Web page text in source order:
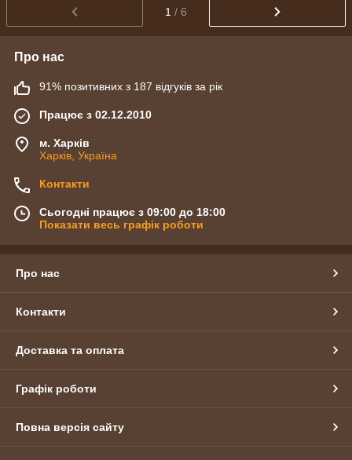
1 / 6
Про нас
91% позитивних з 187 відгуків за рік
Працює з 02.12.2010
м. Харків
Харків, Україна
Контакти
Сьогодні працює з 09:00 до 18:00
Показати весь графік роботи
Про нас
Контакти
Доставка та оплата
Графік роботи
Повна версія сайту